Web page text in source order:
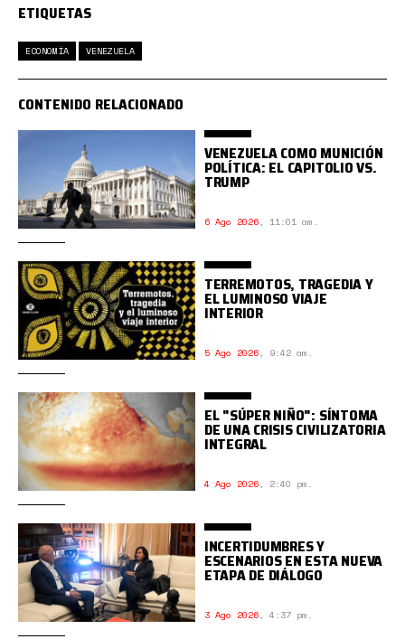
ETIQUETAS
ECONOMÍA VENEZUELA
CONTENIDO RELACIONADO
VENEZUELA COMO MUNICIÓN
POLÍTICA: EL CAPITOLIO VS.
TRUMP
6 Ago 2026, 11:01 am.
TERREMOTOS, TRAGEDIA Y
EL LUMINOSO VIAJE
INTERIOR
5 Ago 2026, 9:42 am.
EL "SÚPER NIÑO": SÍNTOMA
DE UNA CRISIS CIVILIZATORIA
INTEGRAL
4 Ago 2026, 2:40 pm.
INCERTIDUMBRES Y
ESCENARIOS EN ESTA NUEVA
ETAPA DE DIÁLOGO
3 Ago 2026, 4:37 pm.